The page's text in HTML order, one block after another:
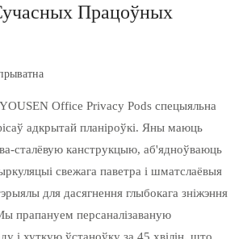
Працоўных
Office Privacy Pods спецыяльна
адкрытай планіроўкі. Яны маюць
сталёвую канструкцыю, аб'ядноўваюць
свежага паветра і шматслаёвыя
для дасягнення глыбокага зніжэння
прапануем персаналізаваную